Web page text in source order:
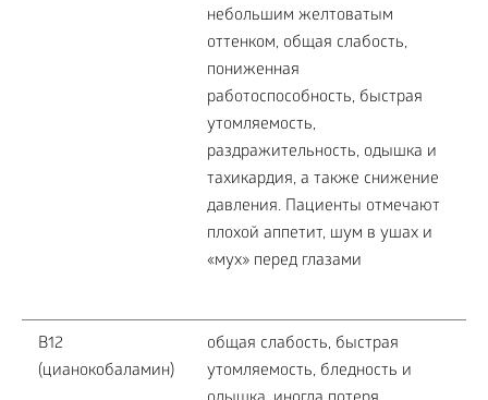
небольшим желтоватым
оттенком, общая слабость,
пониженная
работоспособность, быстрая
утомляемость,
раздражительность, одышка и
тахикардия, а также снижение
давления. Пациенты отмечают
плохой аппетит, шум в ушах и
«мух» перед глазами
В12
(цианокобаламин)
общая слабость, быстрая
утомляемость, бледность и